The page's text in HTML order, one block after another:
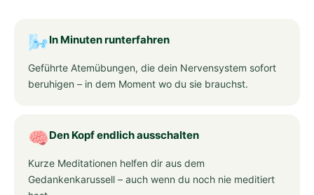
🌬️In Minuten runterfahren
Geführte Atemübungen, die dein Nervensystem sofort
beruhigen – in dem Moment wo du sie brauchst.
🧠Den Kopf endlich ausschalten
Kurze Meditationen helfen dir aus dem
Gedankenkarussell – auch wenn du noch nie meditiert